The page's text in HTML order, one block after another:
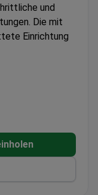
und
Die mit
Einrichtung
Das